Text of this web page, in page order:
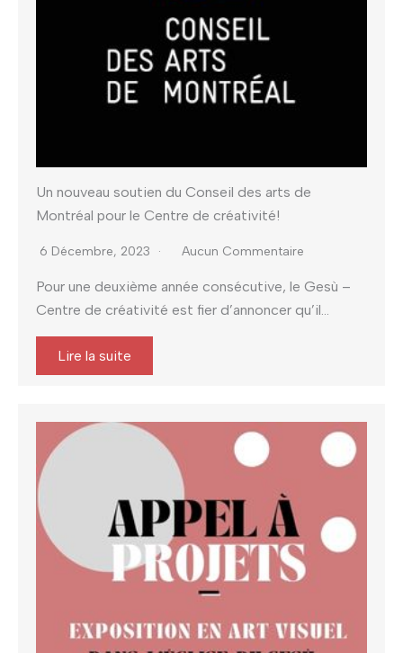
Un nouveau soutien du Conseil des arts de
Montréal pour le Centre de créativité!
6 Décembre, 2023 Aucun Commentaire
Pour une deuxième année consécutive, le Gesù –
Centre de créativité est fier d’annoncer qu’il...
Lire la suite